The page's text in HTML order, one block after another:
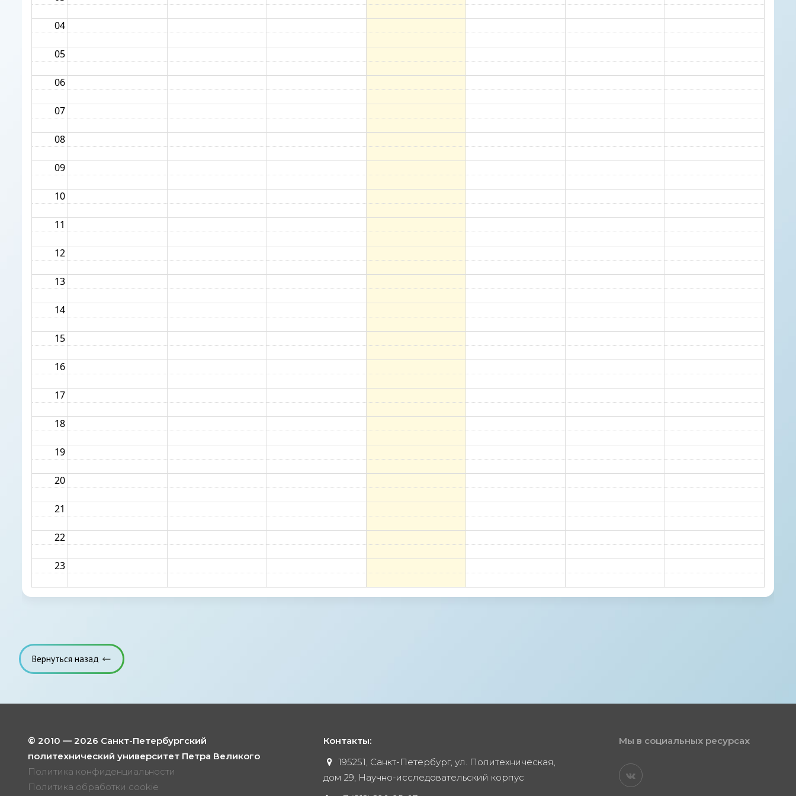
Вернуться назад
© 2010 — 2026 Санкт-Петербургский
политехнический университет Петра Великого
Политика конфиденциальности
Политика обработки cookie
Контакты:
195251, Санкт-Петербург, ул. Политехническая,
дом 29, Научно-исследовательский корпус
Мы в социальных ресурсах